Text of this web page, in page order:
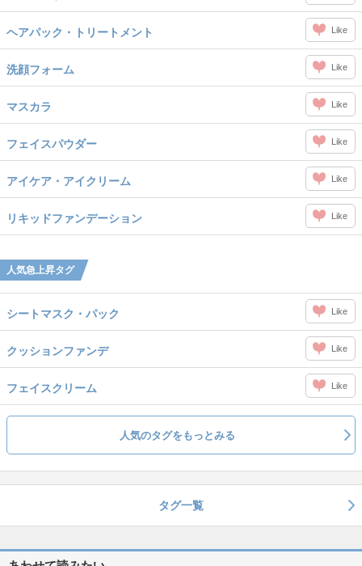
ヘアパック・トリートメント Like
洗顔フォーム Like
マスカラ Like
フェイスパウダー Like
アイケア・アイクリーム Like
リキッドファンデーション Like
人気急上昇タグ
シートマスク・パック Like
クッションファンデ Like
フェイスクリーム Like
人気のタグをもっとみる
タグ一覧